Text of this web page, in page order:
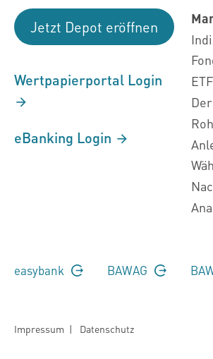
Jetzt Depot eröffnen
Wertpapierportal Login
eBanking Login
ETF
easybank BAWAG
Impressum | Datenschutz